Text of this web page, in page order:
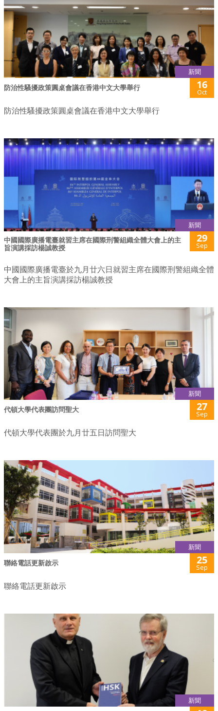
新聞
防治性騷擾政策圓桌會議在香港中文大學舉行 16
Oct
防治性騷擾政策圓桌會議在香港中文大學舉行
新聞
中國國際廣播電臺就習主席在國際刑警組織全體大會上的主
旨演講採訪楊誠教授
29
Sep
中國國際廣播電臺於九月廿六日就習主席在國際刑警組織全體
大會上的主旨演講採訪楊誠教授
新聞
代頓大學代表團訪問聖大 27
Sep
代頓大學代表團於九月廿五日訪問聖大
新聞
聯絡電話更新啟示 25
Sep
聯絡電話更新啟示
新聞